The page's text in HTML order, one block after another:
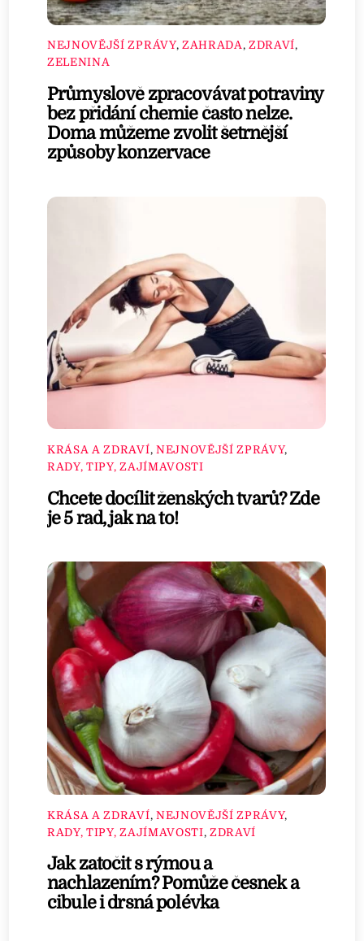
NEJNOVĚJŠÍ ZPRÁVY, ZAHRADA , ZDRAVÍ,
ZELENINA
Průmyslově zpracovávat potraviny
bez přidání chemie často nelze.
Doma můžeme zvolit šetrnější
způsoby konzervace
KRÁSA A ZDRAVÍ, NEJNOVĚJŠÍ ZPRÁVY,
RADY, TIPY, ZAJÍMAVOSTI
Chcete docílit ženských tvarů? Zde
je 5 rad, jak na to!
KRÁSA A ZDRAVÍ, NEJNOVĚJŠÍ ZPRÁVY,
RADY, TIPY, ZAJÍMAVOSTI, ZDRAVÍ
Jak zatočit s rýmou a
nachlazením? Pomůže česnek a
cibule i drsná polévka